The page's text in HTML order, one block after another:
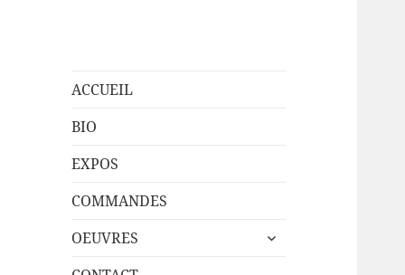
ACCUEIL
BIO
EXPOS
COMMANDES
OEUVRES
ouvrir